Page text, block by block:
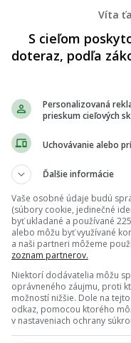
o zneužívaní a
a pote
tieň na obraz
Tí prichádzajú z
nádejou na lepší
podobá
.
klamstvami
Pracovníci
emiratského
uhradí,
berú pôžičky, čo
Víta
S cieľom
doteraz, podľa
Personalizovaná
prieskum cieľových
Uchovávanie alebo
Ďalšie informácie
Vaše osobné údaje budú
(súbory cookie, jedinečné
byť ukladané a používané
alebo môžu byť využívané
a naši partneri môžeme
zoznam partnerov.
Niektorí dodávatelia môžu
oprávneného záujmu, proti
možností nižšie. Dole na
odkaz, pomocou ktorého
v nastaveniach ochrany